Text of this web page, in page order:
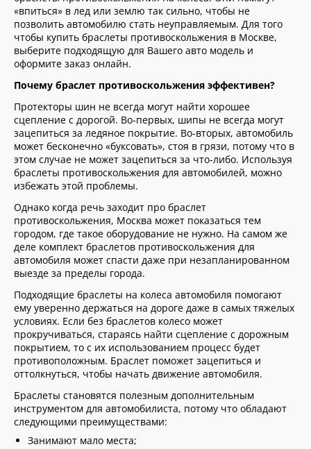
«впиться» в лед или землю так сильно, чтобы не
позволить автомобилю стать неуправляемым. Для того
чтобы купить браслеты противоскольжения в Москве,
выберите подходящую для Вашего авто модель и
оформите заказ онлайн.
Почему браслет противоскольжения эффективен?
Протекторы шин не всегда могут найти хорошее
сцепление с дорогой. Во-первых, шипы не всегда могут
зацепиться за ледяное покрытие. Во-вторых, автомобиль
может бесконечно «буксовать», стоя в грязи, потому что в
этом случае не может зацепиться за что-либо. Используя
браслеты противоскольжения для автомобилей, можно
избежать этой проблемы.
Однако когда речь заходит про браслет
противоскольжения, Москва может показаться тем
городом, где такое оборудование не нужно. На самом же
деле комплект браслетов противоскольжения для
автомобиля может спасти даже при незапланированном
выезде за пределы города.
Подходящие браслеты на колеса автомобиля помогают
ему уверенно держаться на дороге даже в самых тяжелых
условиях. Если без браслетов колесо может
прокручиваться, стараясь найти сцепление с дорожным
покрытием, то с их использованием процесс будет
противоположным. Браслет поможет зацепиться и
оттолкнуться, чтобы начать движение автомобиля.
Браслеты становятся полезным дополнительным
инструментом для автомобилиста, потому что обладают
следующими преимуществами:
Занимают мало места;